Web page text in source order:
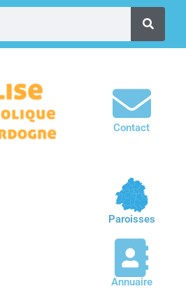
Contact
Paroisses
Annuaire